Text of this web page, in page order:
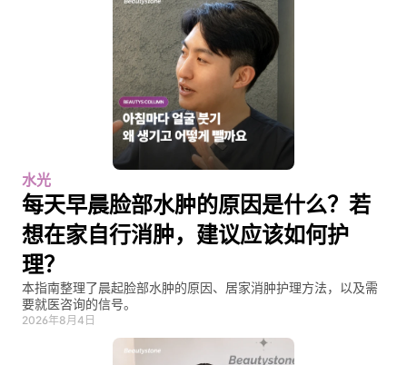
水光
每天早晨脸部水肿的原因是什么？若
想在家自行消肿，建议应该如何护
理？
本指南整理了晨起脸部水肿的原因、居家消肿护理方法，以及需
要就医咨询的信号。
2026年8月4日